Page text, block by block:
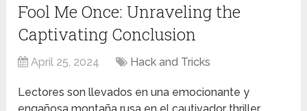
Fool Me Once: Unraveling the
Captivating Conclusion
April 25, 2024 Hack and Tricks
Lectores son llevados en una emocionante y